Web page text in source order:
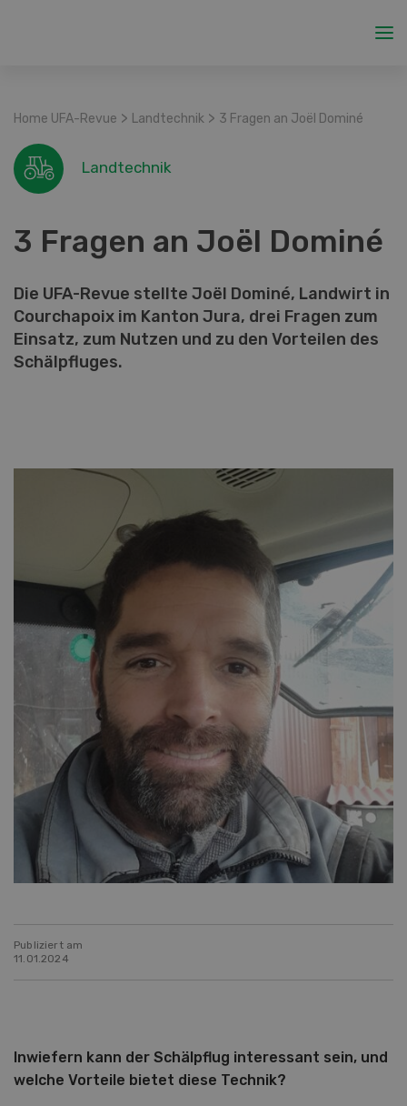
Home UFA-Revue > Landtechnik > 3 Fragen an Joël Dominé
Landtechnik
3 Fragen an Joël Dominé
Die UFA-Revue stellte Joël Dominé, Landwirt in
Courchapoix im Kanton Jura, drei Fragen zum
Einsatz, zum Nutzen und zu den Vorteilen des
Schälpfluges.
Publiziert am
11.01.2024
Inwiefern kann der Schälpflug interessant sein, und
welche Vorteile bietet diese Technik?